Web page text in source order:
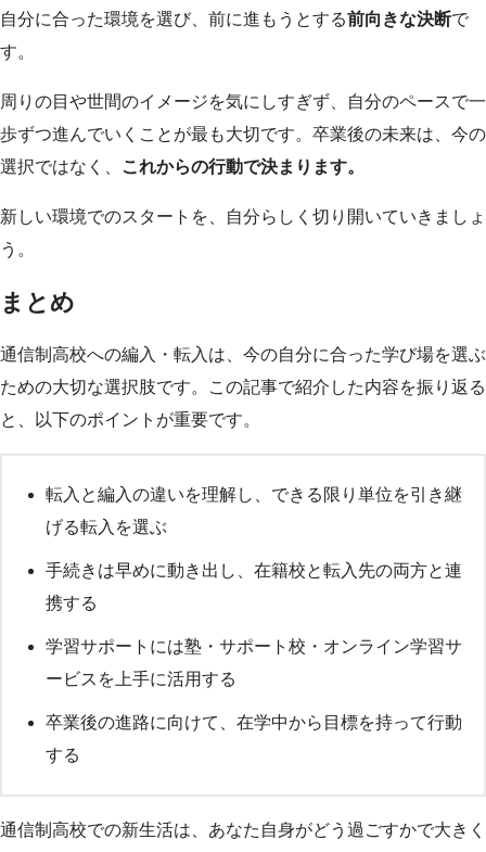
自分に合った環境を選び、前に進もうとする前向きな決断で
す。
周りの目や世間のイメージを気にしすぎず、自分のペースで一
歩ずつ進んでいくことが最も大切です。卒業後の未来は、今の
選択ではなく、
これからの行動で決まります。
新しい環境でのスタートを、自分らしく切り開いていきましょ
う。
まとめ
通信制高校への編入・転入は、今の自分に合った学び場を選ぶ
ための大切な選択肢です。この記事で紹介した内容を振り返る
と、以下のポイントが重要です。
転入と編入の違いを理解し、できる限り単位を引き継
げる転入を選ぶ
手続きは早めに動き出し、在籍校と転入先の両方と連
携する
学習サポートには塾・サポート校・オンライン学習サ
ービスを上手に活用する
卒業後の進路に向けて、在学中から目標を持って行動
する
通信制高校での新生活は、あなた自身がどう過ごすかで大きく